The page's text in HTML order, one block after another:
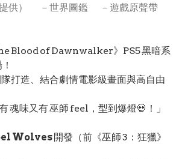
提供） －世界圖鑑 －遊戲原聲帶
Blood of Dawnwalker》PS5 黑暗系
打造、結合劇情電影級畫面與高自由
魂味又有 巫師 feel，型到爆燈💀！」
Wolves開發（前《巫師 3：狂獵》